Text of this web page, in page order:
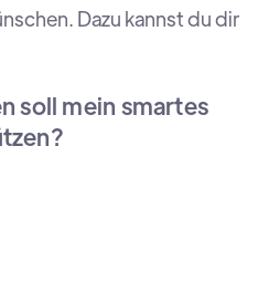
Dazu kannst du dir
soll mein smartes